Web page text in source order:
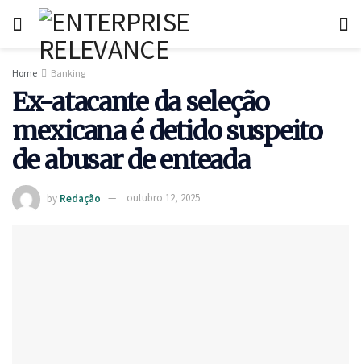
Home Banking
Ex-atacante da seleção
mexicana é detido suspeito
de abusar de enteada
by Redação outubro 12, 2025